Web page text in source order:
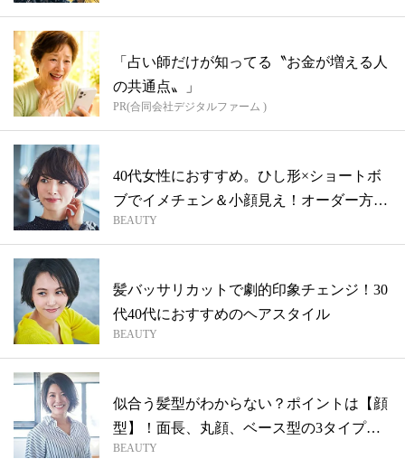
「占い師だけが知ってる〝お金が増える人
の共通点〟」
PR(合同会社デジタルファーム )
40代女性におすすめ。ひし形×ショートボ
ブでイメチェン＆小顔見え！オーダー方法
も...
BEAUTY
髪バッサリカットで劇的印象チェンジ！30
代40代におすすめのヘアスタイル
BEAUTY
似合う髪型がわからない？ポイントは【顔
型】！面長、丸顔、ベース型の3タイプ別
ヘア
BEAUTY